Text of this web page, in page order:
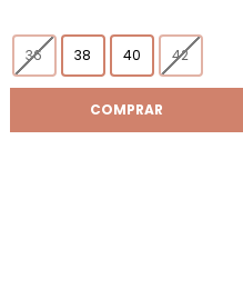
36 38 40 42
COMPRAR